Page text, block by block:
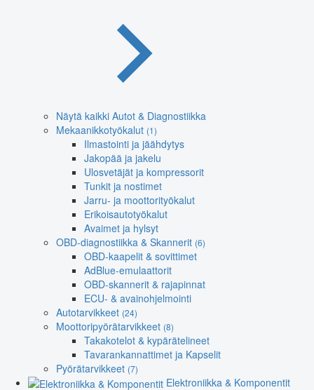
Näytä kaikki Autot & Diagnostiikka
Mekaanikkotyökalut (1)
Ilmastointi ja jäähdytys
Jakopää ja jakelu
Ulosvetäjät ja kompressorit
Tunkit ja nostimet
Jarru- ja moottorityökalut
Erikoisautotyökalut
Avaimet ja hylsyt
OBD-diagnostiikka & Skannerit (6)
OBD-kaapelit & sovittimet
AdBlue-emulaattorit
OBD-skannerit & rajapinnat
ECU- & avainohjelmointi
Autotarvikkeet (24)
Moottoripyörätarvikkeet (8)
Takakotelot & kypärätelineet
Tavarankannattimet ja Kapselit
Pyörätarvikkeet (7)
Elektroniikka & Komponentit